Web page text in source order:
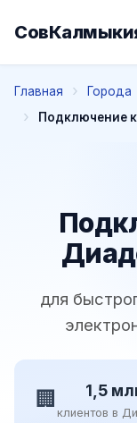
Главная Города
Подключение
для
🏢 1,5
клиентов в